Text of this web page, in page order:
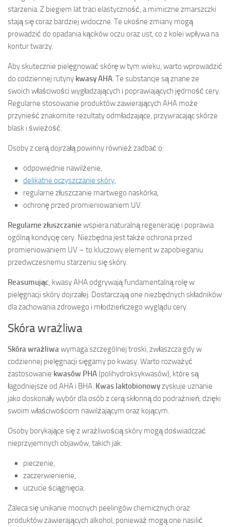
starzenia. Z biegiem lat traci elastyczność, a mimiczne zmarszczki
stają się coraz bardziej widoczne. Te ukośne zmiany mogą
prowadzić do opadania kącików oczu oraz ust, co z kolei wpływa na
kontur twarzy.
Aby skutecznie pielęgnować skórę w tym wieku, warto wprowadzić
do codziennej rutyny kwasy AHA. Te substancje są znane ze
swoich właściwości wygładzających i poprawiających jędrność cery.
Regularne stosowanie produktów zawierających AHA może
przynieść znakomite rezultaty odmładzające, przywracając skórze
blask i świeżość.
Osoby z cerą dojrzałą powinny również zadbać o:
odpowiednie nawilżenie,
delikatne oczyszczanie skóry,
regularne złuszczanie martwego naskórka,
ochronę przed promieniowaniem UV.
Regularne złuszczanie wspiera naturalną regenerację i poprawia
ogólną kondycję cery. Niezbędna jest także ochrona przed
promieniowaniem UV – to kluczowy element w zapobieganiu
przedwczesnemu starzeniu się skóry.
Reasumując, kwasy AHA odgrywają fundamentalną rolę w
pielęgnacji skóry dojrzałej. Dostarczają one niezbędnych składników
dla zachowania zdrowego i młodzieńczego wyglądu cery.
Skóra wrażliwa
Skóra wrażliwawymaga szczególnej troski, zwłaszcza gdy w
codziennej pielęgnacji sięgamy po kwasy. Warto rozważyć
zastosowanie kwasów PHA(polihydroksykwasów), które są
łagodniejsze od AHA i BHA. Kwas laktobionowyzyskuje uznanie
jako doskonały wybór dla osób z cerą skłonną do podrażnień, dzięki
swoim właściwościom nawilżającym oraz kojącym.
Osoby borykające się z wrażliwością skóry mogą doświadczać
nieprzyjemnych objawów, takich jak:
pieczenie,
zaczerwienienie,
uczucie ściągnięcia.
Zaleca się unikanie mocnych peelingów chemicznych oraz
produktów zawierających alkohol, ponieważ mogą one nasilić